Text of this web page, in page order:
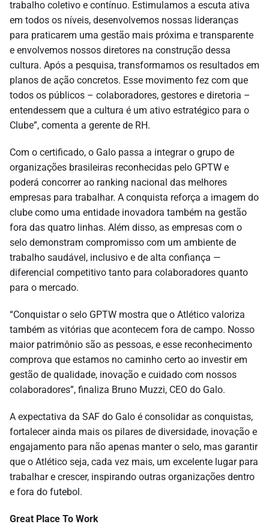
trabalho coletivo e contínuo. Estimulamos a escuta ativa
em todos os níveis, desenvolvemos nossas lideranças
para praticarem uma gestão mais próxima e transparente
e envolvemos nossos diretores na construção dessa
cultura. Após a pesquisa, transformamos os resultados em
planos de ação concretos. Esse movimento fez com que
todos os públicos – colaboradores, gestores e diretoria –
entendessem que a cultura é um ativo estratégico para o
Clube”, comenta a gerente de RH.
Com o certificado, o Galo passa a integrar o grupo de
organizações brasileiras reconhecidas pelo GPTW e
poderá concorrer ao ranking nacional das melhores
empresas para trabalhar. A conquista reforça a imagem do
clube como uma entidade inovadora também na gestão
fora das quatro linhas. Além disso, as empresas com o
selo demonstram compromisso com um ambiente de
trabalho saudável, inclusivo e de alta confiança —
diferencial competitivo tanto para colaboradores quanto
para o mercado.
“Conquistar o selo GPTW mostra que o Atlético valoriza
também as vitórias que acontecem fora de campo. Nosso
maior patrimônio são as pessoas, e esse reconhecimento
comprova que estamos no caminho certo ao investir em
gestão de qualidade, inovação e cuidado com nossos
colaboradores”, finaliza Bruno Muzzi, CEO do Galo.
A expectativa da SAF do Galo é consolidar as conquistas,
fortalecer ainda mais os pilares de diversidade, inovação e
engajamento para não apenas manter o selo, mas garantir
que o Atlético seja, cada vez mais, um excelente lugar para
trabalhar e crescer, inspirando outras organizações dentro
e fora do futebol.
Great Place To Work